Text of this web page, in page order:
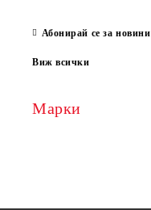
Абонирай се за новини
Виж всички
Марки